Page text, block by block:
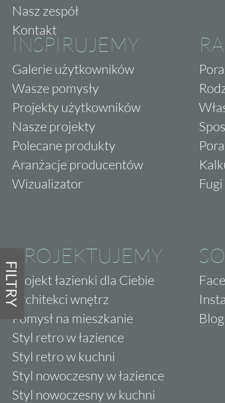
FILTRY
Nasz zespół
Kontakt
INSPIRUJEMY
Galerie użytkowników
Wasze pomysły
Projekty użytkowników
Nasze projekty
Polecane produkty
Aranżacje producentów
Wizualizator
PROJEKTUJEMY
Projekt łazienki dla Ciebie
Architekci wnętrz
Pomysł na mieszkanie
Styl retro w łazience
Styl retro w kuchni
Styl nowoczesny w łazience
Styl nowoczesny w kuchni
Blog